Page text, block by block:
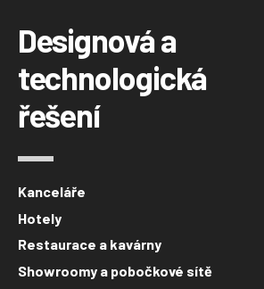
Designová a
technologická
řešení
Kanceláře
Hotely
Restaurace a kavárny
Showroomy a pobočkové sítě